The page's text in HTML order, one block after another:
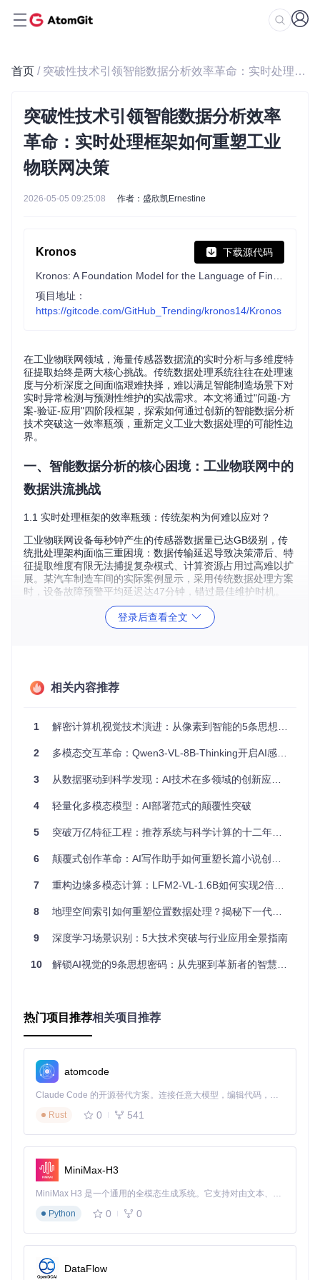
首页 / 突破性技术引领智能数据分析效率革命：实时处理框架如何重塑工业物联网决策
突破性技术引领智能数据分析效率
革命：实时处理框架如何重塑工业
物联网决策
2026-05-05 09:25:08 作者：盛欣凯Ernestine
Kronos 下载源代码
项目地址：
https://gitcode.com/GitHub_Trending/kronos14/Kronos
在工业物联网领域，海量传感器数据流的实时分析与多维度特
征提取始终是两大核心挑战。传统数据处理系统往往在处理速
度与分析深度之间面临艰难抉择，难以满足智能制造场景下对
实时异常检测与预测性维护的实战需求。本文将通过"问题-方
案-验证-应用"四阶段框架，探索如何通过创新的智能数据分析
技术突破这一效率瓶颈，重新定义工业大数据处理的可能性边
界。
一、智能数据分析的核心困境：工业物联网中的
数据洪流挑战
1.1 实时处理框架的效率瓶颈：传统架构为何难以应对？
工业物联网设备每秒钟产生的传感器数据量已达GB级别，传
统批处理架构面临三重困境：数据传输延迟导致决策滞后、特
征提取维度有限无法捕捉复杂模式、计算资源占用过高难以扩
展。某汽车制造车间的实际案例显示，采用传统数据处理方案
时，设备故障预警平均延迟达47分钟，错过最佳维护时机。
🔍 思考：为什么在算力持续增长的今天，工业数据处理的实时
工业数据的多模态特性（温度、振动、压力等）要求分析系统
种"精度-效率"悖论，成为制约智能数据分析在工业场景落地的
二、创新解决方案：时间序列语言化的智能分析
转化为可计算的结构化语言。创新的MSQ（Multimodal Segm
编码：
模态融合子token：整合不同传感器类型的特征，建立跨维
时间粒度子token：捕捉短期瞬态变化与长期趋势特征
键信息。
⚡ 反常识发现：研究表明，适度的数据压缩（保留70-80%信
息）反而能提高异常检测准确率，因为这相当于自动过滤了环
境噪声干扰。这与传统"保留所有数据"的认知形成鲜明对比。
2.2 工业时序Transformer：如何平衡实时性与分析深度？
模态注意力机制
度计算负载
增量推理引擎 ：仅处理变化显著的数据片段，计算效率提升
登录后查看全文
相关内容推荐
1 解密计算机视觉技术演进：从像素到智能的5条思想图谱
2 多模态交互革命：Qwen3-VL-8B-Thinking开启AI感知新纪元
3 从数据驱动到科学发现：AI技术在多领域的创新应用与突破
4 轻量化多模态模型：AI部署范式的颠覆性突破
5 突破万亿特征工程：推荐系统与科学计算的十二年技术演进
6 颠覆式创作革命：AI写作助手如何重塑长篇小说创作流程
7 重构边缘多模态计算：LFM2-VL-1.6B如何实现2倍推理加速的技术突破
8 地理空间索引如何重塑位置数据处理？揭秘下一代空间分析技术
9 深度学习场景识别：5大技术突破与行业应用全景指南
10 解锁AI视觉的9条思想密码：从先驱到革新者的智慧传承
热门项目推荐相关项目推荐
atomcode
Claude Code 的开源替代方案。连接任意大模型，编辑代码，运行命令，自动验证 — 全自动执行。用 Rust 构建，极致性能。 ｜ An open-source alternative to Claude Code. Connect any LLM, edit code, run commands, and verify changes — autonomously. Built in Rust for speed. Get Started
Rust
0 541
MiniMax-H3
MiniMax H3 是一个通用的全模态生成系统。它支持对由文本、图像、视频和音频组成的多模态上下文进行统一理解，并能生成分辨率高达 2K、时长可达 15 秒的带原生立体声音频的视频。得益于面向任务泛化的系统设计，H3 在预训练阶段就已具备广泛的多模态上下文理解与生成能力，能够出色地执行复杂的多模态指令。
Python
0 0
DataFlow